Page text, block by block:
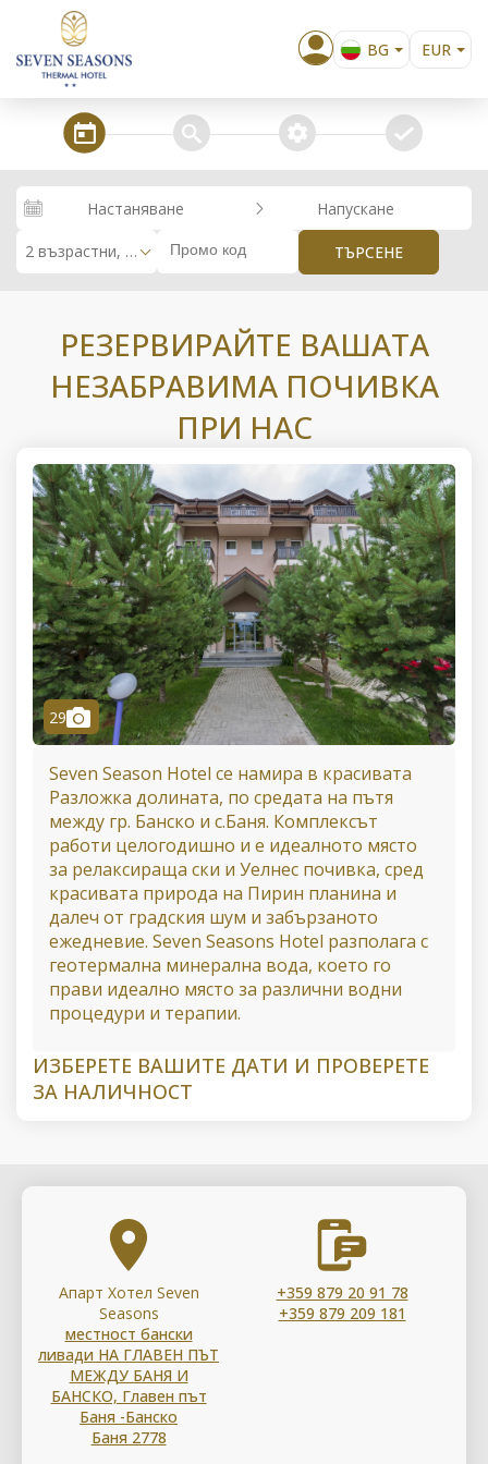
BG
RO
RU
EUR
steps_calendar search extra_services confirm
Настаняване Напускане
2 възрастни, 0 деца ТЪРСЕНЕ
РЕЗЕРВИРАЙТЕ ВАШАТА
НЕЗАБРАВИМА ПОЧИВКА
ПРИ НАС
29camera
Seven Season Hotel се намира в красивата
Разложка долината, по средата на пътя
между гр. Банско и с.Баня. Комплексът
работи целогодишно и е идеалното място
за релаксираща ски и Уелнес почивка, сред
красивата природа на Пирин планина и
далеч от градския шум и забързаното
ежедневие. Seven Seasons Hotel разполага с
геотермална минерална вода, което го
прави идеално място за различни водни
процедури и терапии.
ИЗБЕРЕТЕ ВАШИТЕ ДАТИ И ПРОВЕРЕТЕ
ЗА НАЛИЧНОСТ
Апарт Хотел Seven
Seasons
местност бански
ливади НА ГЛАВЕН ПЪТ
МЕЖДУ БАНЯ И
БАНСКО, Главен път
Баня -Банско
Баня 2778
+359 879 20 91 78
+359 879 209 181